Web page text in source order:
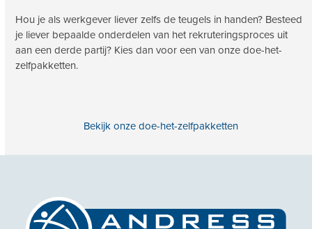
Hou je als werkgever liever zelfs de teugels in handen? Besteed
je liever bepaalde onderdelen van het rekruteringsproces uit
aan een derde partij? Kies dan voor een van onze doe-het-
zelfpakketten.
Bekijk onze doe-het-zelfpakketten